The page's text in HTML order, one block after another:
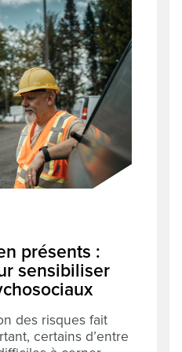
présents :
sensibiliser
des risques fait
certains d’entre